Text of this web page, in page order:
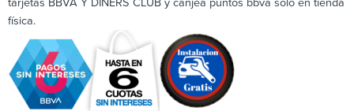
tarjetas BBVA Y DINERS CLUB y canjea puntos bbva solo en tienda
física.